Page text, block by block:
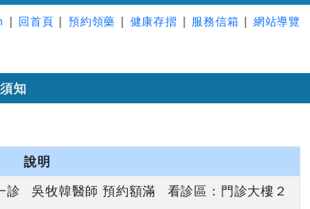
| 回首頁 | 預約領藥 | 健康存摺 | 服務信箱 | 網站導覽
知
說明
吳牧韓醫師 預約額滿 看診區：門診大樓２